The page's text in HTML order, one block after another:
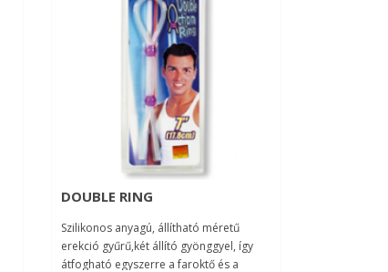
DOUBLE RING
Szilikonos anyagú, állítható méretű
erekció gyűrű,két állító gyönggyel, így
átfogható egyszerre a faroktő és a